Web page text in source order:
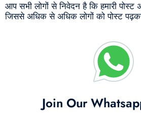
आप सभी लोगों से निवेदन है कि हमारी
जिससे अधिक से अधिक लोगों को पोस्ट
Join Our